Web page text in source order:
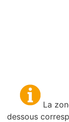
La
dessous